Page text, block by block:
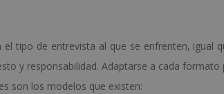
tipo de entrevista al que se enfrenten, igual
y responsabilidad. Adaptarse a cada formato
son los modelos que existen: